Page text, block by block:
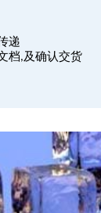
递
档,及确认交货